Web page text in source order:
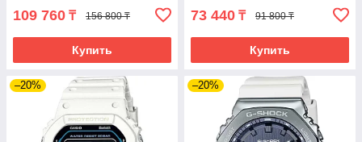
109 760 ₸ 156 800 ₸
Купить
73 440 ₸ 91 800 ₸
Купить
–20% –20%